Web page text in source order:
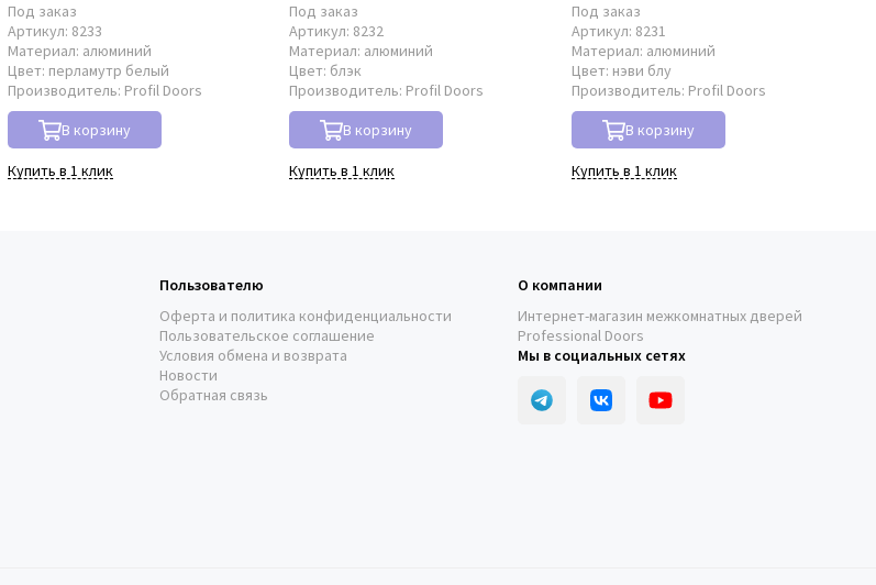
Под заказ
Артикул: 8233
Материал: алюминий
Цвет: перламутр белый
Производитель: Profil Doors
В корзину
Купить в 1 клик
Под заказ
Артикул: 8232
Материал: алюминий
Цвет: блэк
Производитель: Profil Doors
В корзину
Купить в 1 клик
Под заказ
Артикул: 8231
Материал: алюминий
Цвет: нэви блу
Производитель: Profil Doors
В корзину
Купить в 1 клик
Пользователю
Оферта и политика конфиденциальности
Пользовательское соглашение
Условия обмена и возврата
Новости
Обратная связь
О компании
Интернет-магазин межкомнатных дверей
Professional Doors
Мы в социальных сетях